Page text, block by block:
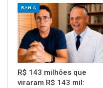
BAHIA
R$ 143 milhões que
viraram R$ 143 mil: